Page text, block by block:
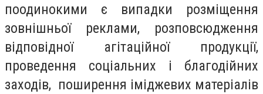
поодинокими є випадки розміщення
зовнішньої реклами, розповсюдження
відповідної агітаційної продукції,
проведення соціальних і благодійних
заходів, поширення іміджевих матеріалів